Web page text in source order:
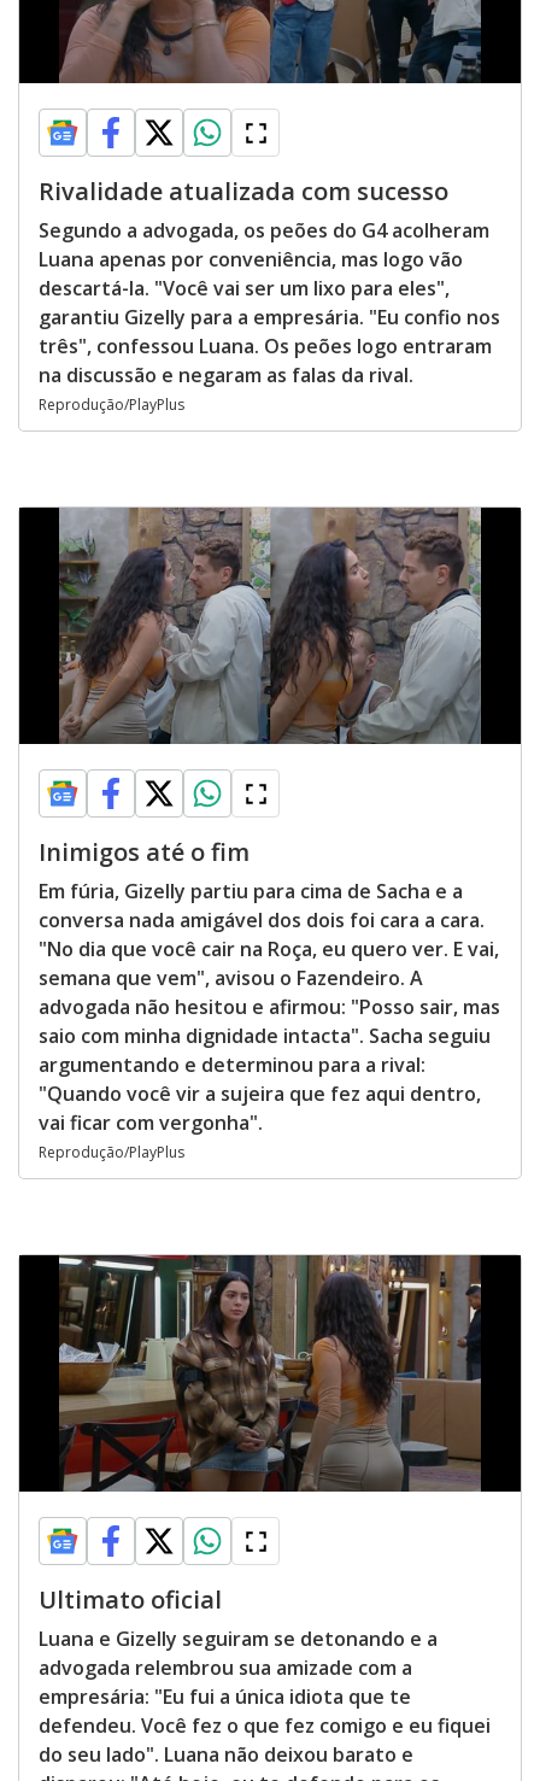
Rivalidade atualizada com sucesso
Segundo a advogada, os peões do G4 acolheram
Luana apenas por conveniência, mas logo vão
descartá-la. "Você vai ser um lixo para eles",
garantiu Gizelly para a empresária. "Eu confio nos
três", confessou Luana. Os peões logo entraram
na discussão e negaram as falas da rival.
Reprodução/PlayPlus
Inimigos até o fim
Em fúria, Gizelly partiu para cima de Sacha e a
conversa nada amigável dos dois foi cara a cara.
"No dia que você cair na Roça, eu quero ver. E vai,
semana que vem", avisou o Fazendeiro. A
advogada não hesitou e afirmou: "Posso sair, mas
saio com minha dignidade intacta". Sacha seguiu
argumentando e determinou para a rival:
"Quando você vir a sujeira que fez aqui dentro,
vai ficar com vergonha".
Reprodução/PlayPlus
Ultimato oficial
Luana e Gizelly seguiram se detonando e a
advogada relembrou sua amizade com a
empresária: "Eu fui a única idiota que te
defendeu. Você fez o que fez comigo e eu fiquei
do seu lado". Luana não deixou barato e